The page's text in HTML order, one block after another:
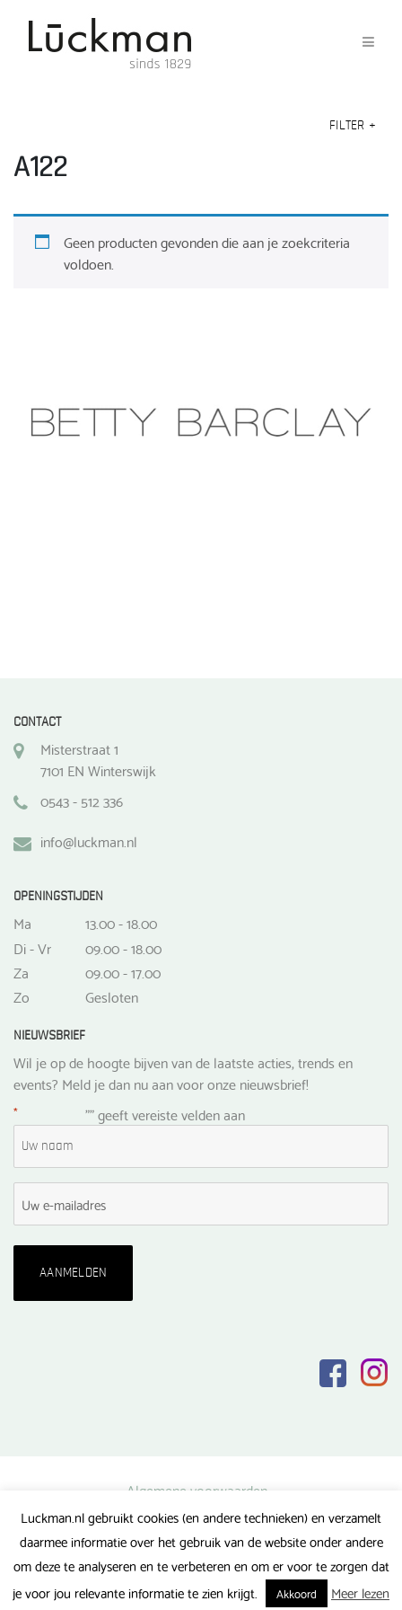
FILTER +
A122
Geen producten gevonden die aan je zoekcriteria
voldoen.
CONTACT
Misterstraat 1
7101 EN Winterswijk
0543 - 512 336
info@luckman.nl
OPENINGSTIJDEN
Ma
13.00 - 18.00
Di - Vr
09.00 - 18.00
Za
09.00 - 17.00
Zo
Gesloten
NIEUWSBRIEF
Wil je op de hoogte bijven van de laatste acties, trends en
events? Meld je dan nu aan voor onze nieuwsbrief!
"
* " geeft vereiste velden aan
Algemene voorwaarden
Privacy verklaring
Veel gestelde vragen
Luckman.nl gebruikt cookies (en andere technieken) en verzamelt
daarmee informatie over het gebruik van de website onder andere
om deze te analyseren en te verbeteren en om er voor te zorgen dat
je voor jou relevante informatie te zien krijgt.
Akkoord Meer lezen